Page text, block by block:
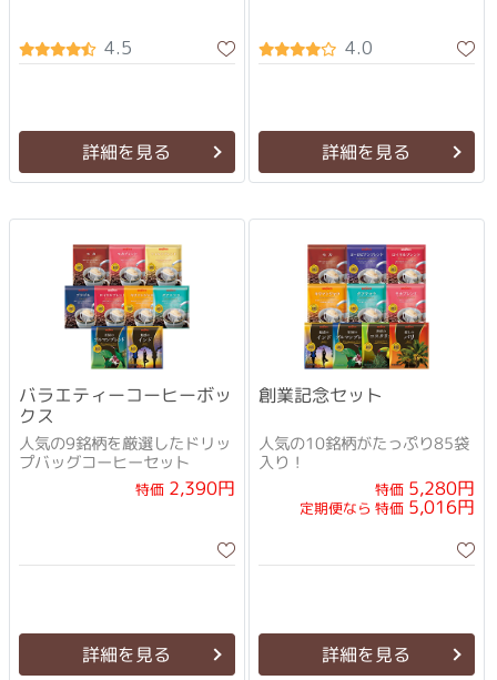
4.5
詳細を見る
4.0
詳細を見る
バラエティーコーヒーボッ
クス
人気の9銘柄を厳選したドリッ
プバッグコーヒーセット
特価2,390円
詳細を見る
創業記念セット
人気の10銘柄がたっぷり85袋
入り！
特価5,280円
定期便なら 特価5,016円
詳細を見る